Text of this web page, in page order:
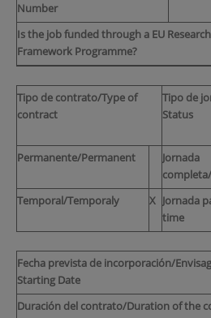
Number
Is the job funded through a EU Research
Framework Programme?
Tipo de contrato/Type of
contract
Tipo de
Status
Permanente/Permanent
Jornada
Temporal/Temporaly X Jornada
time
Fecha prevista de incorporación/
Starting Date
Duración del contrato/Duration of the